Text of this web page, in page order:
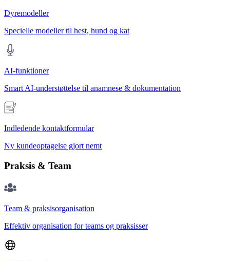
Dyremodeller
Specielle modeller til hest, hund og kat
AI-funktioner
Smart AI-understøttelse til anamnese & dokumentation
Indledende kontaktformular
Ny kundeoptagelse gjort nemt
Praksis & Team
Team & praksisorganisation
Effektiv organisation for teams og praksisser